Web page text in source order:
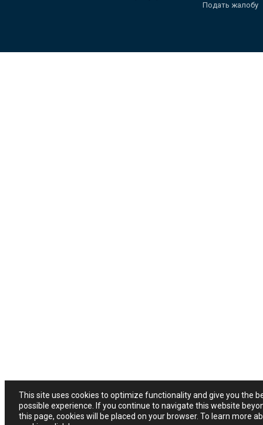
Подать жалобу
This site uses cookies to optimize functionality and give you the
possible experience. If you continue to navigate this website
this page, cookies will be placed on your browser. To learn more